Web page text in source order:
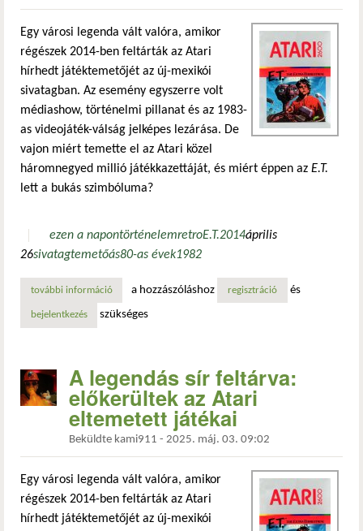
Egy városi legenda vált valóra, amikor
régészek 2014-ben feltárták az Atari
hírhedt játéktemetőjét az új-mexikói
sivatagban. Az esemény egyszerre volt
médiashow, történelmi pillanat és az 1983-
as videojáték-válság jelképes lezárása. De
vajon miért temette el az Atari közel
háromnegyed millió játékkazettáját, és miért éppen az E.T.
lett a bukás szimbóluma?
ezen a napontörténelemretroE.T.2014április
26sivatagtemetőás80-as évek1982
további információa legendás sír feltárva: előkerültek az atari eltemetett
a hozzászóláshoz regisztráció és
bejelentkezés szükséges
A legendás sír feltárva:
előkerültek az Atari
eltemetett játékai
Beküldte kami911 - 2025. máj. 03. 09:02
Egy városi legenda vált valóra, amikor
régészek 2014-ben feltárták az Atari
hírhedt játéktemetőjét az új-mexikói